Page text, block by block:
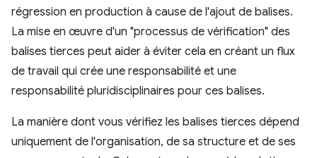
régression en production à cause de l'ajout de balises.
La mise en œuvre d'un "processus de vérification" des
balises tierces peut aider à éviter cela en créant un flux
de travail qui crée une responsabilité et une
responsabilité pluridisciplinaires pour ces balises.
La manière dont vous vérifiez les balises tierces dépend
uniquement de l'organisation, de sa structure et de ses